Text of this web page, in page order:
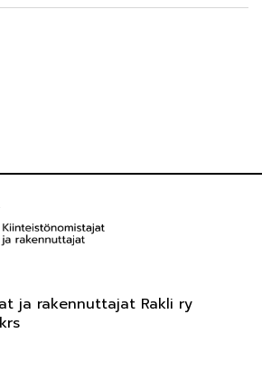
ja rakennuttajat Rakli ry